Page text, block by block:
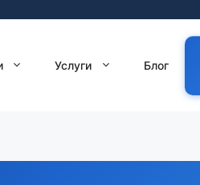
Услуги Блог